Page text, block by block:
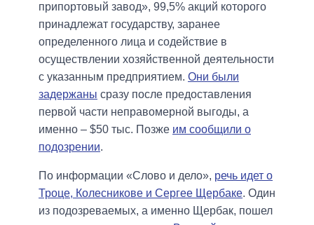
припортовый завод», 99,5% акций которого
принадлежат государству, заранее
определенного лица и содействие в
осуществлении хозяйственной деятельности
с указанным предприятием. Они были
задержаны сразу после предоставления
первой части неправомерной выгоды, а
именно – $50 тыс. Позже им сообщили о
подозрении.
По информации «Слово и дело», речь идет о
Троце, Колесникове и Сергее Щербаке. Один
из подозреваемых, а именно Щербак, пошел